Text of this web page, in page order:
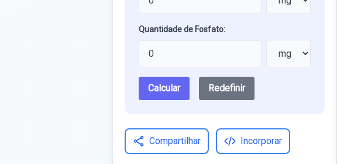
Quantidade de Fosfato:
Calcular Redefinir
Compartilhar Incorporar